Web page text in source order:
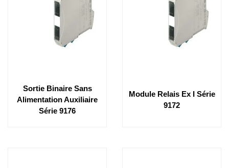
Sortie Binaire Sans
Alimentation Auxiliaire
Série 9176
Module Relais Ex I Série
9172